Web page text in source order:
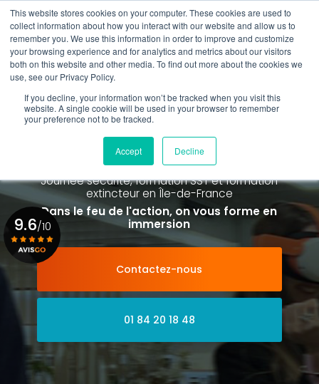
This website stores cookies on your computer. These cookies are used to
collect information about how you interact with our website and allow us to
remember you. We use this information in order to improve and customize
your browsing experience and for analytics and metrics about our visitors
both on this website and other media. To find out more about the cookies we
use, see our Privacy Policy.
If you decline, your information won’t be tracked when you visit this
website. A single cookie will be used in your browser to remember
your preference not to be tracked.
Accept Decline
Aller
au
contenu
principal
01 84 20 18 48
Spécialiste de la formation SST et
de la Formation Incendie
à Paris La Défense depuis 2015
Journée sécurité, formation SST et formation
extincteuren Île-de-France
Dans le feu de l'action, on vous forme en
immersion
Contactez-nous
01 84 20 18 48
9.6/10
Voir le certificat